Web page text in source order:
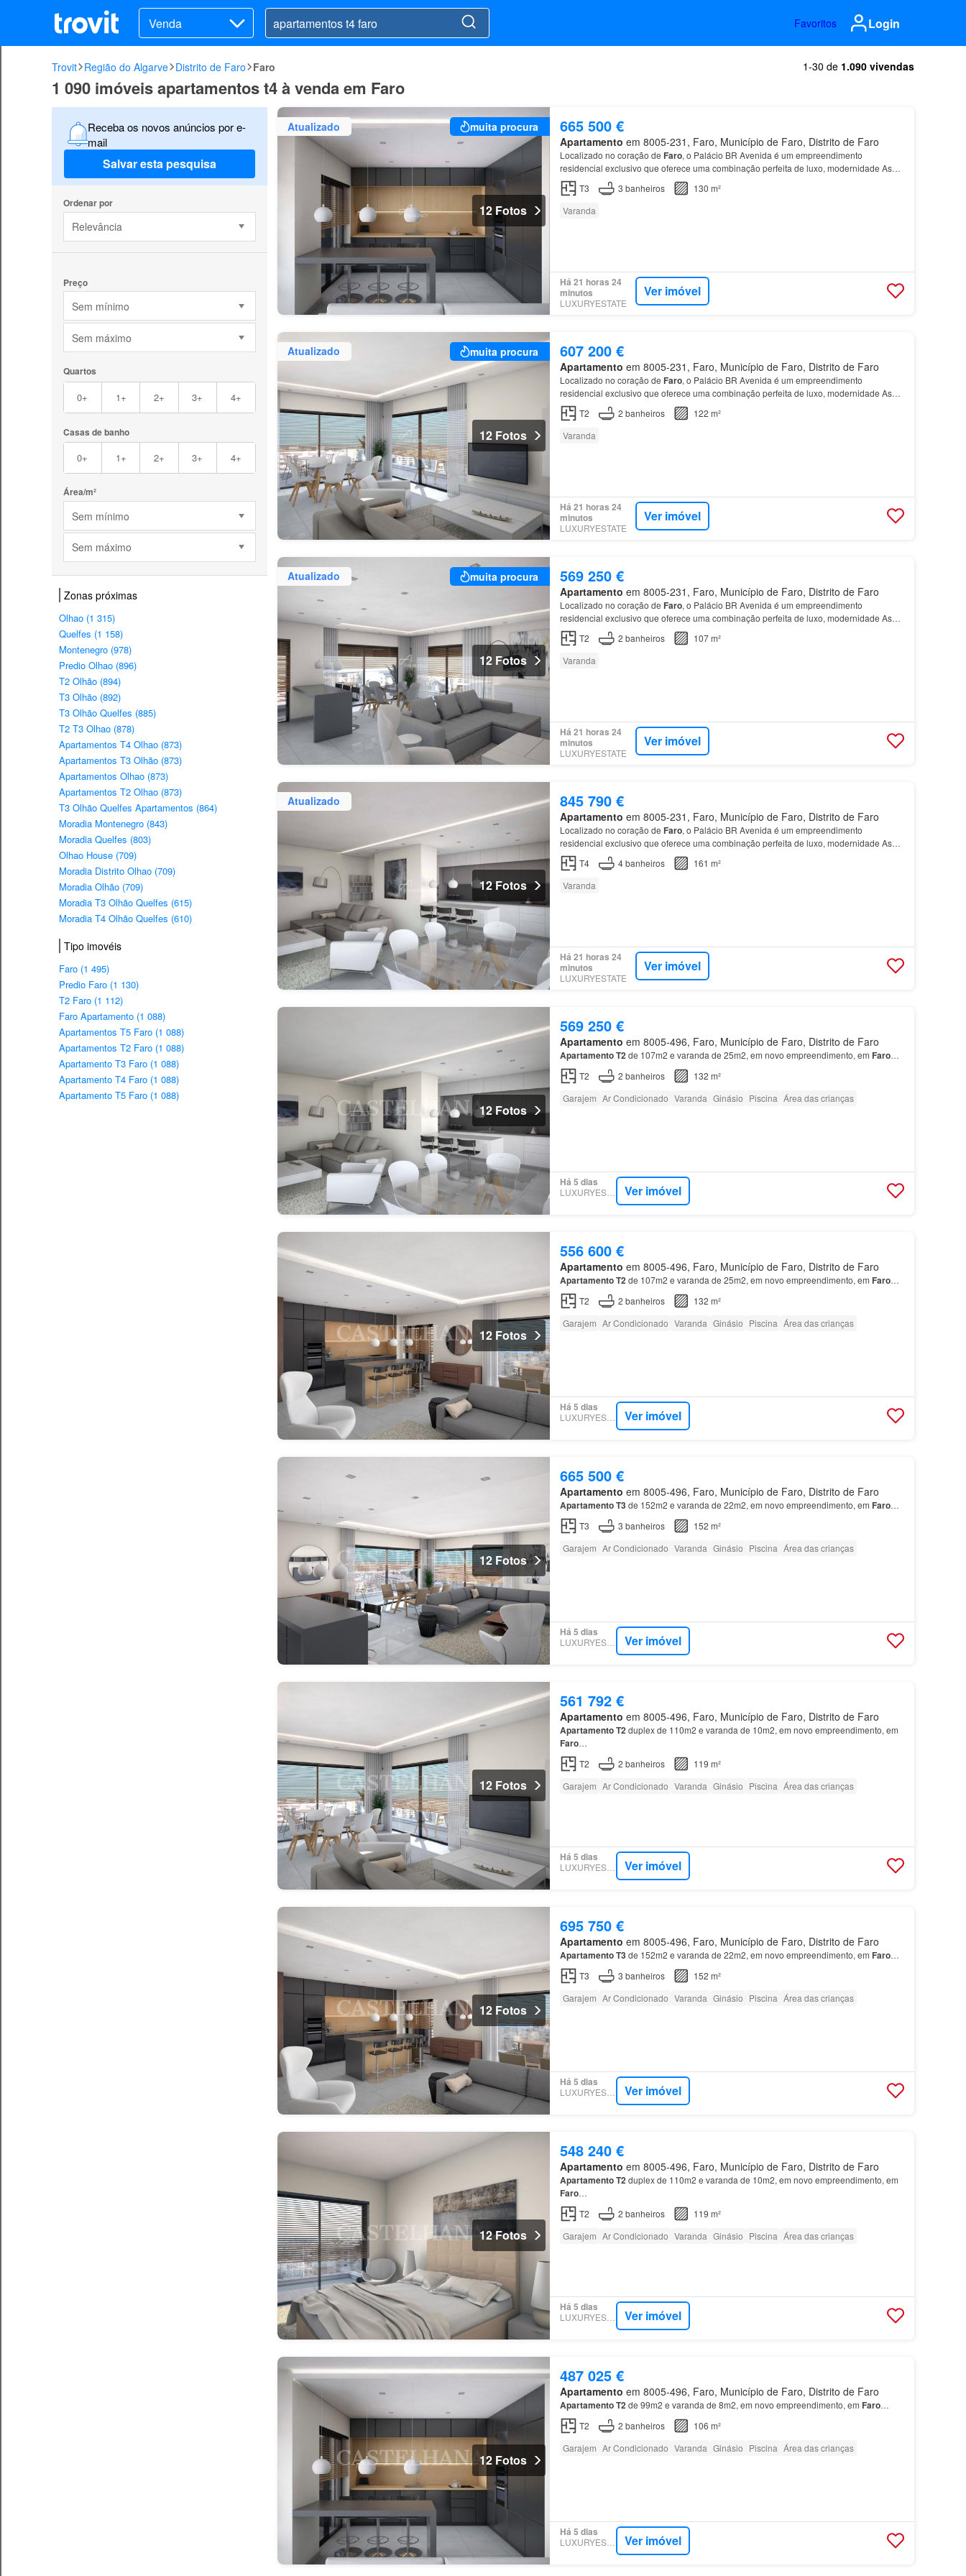
Venda Favoritos Login
Trovit Região do Algarve Distrito de Faro Faro 1-30 de 1.090 vivendas
1 090 imóveis apartamentos t4 à venda em Faro
Receba os novos anúncios por e-
mail
Salvar esta pesquisa
Ordenar por
Relevância
Preço
Sem mínimo
Sem máximo
Quartos
0+ 1+ 2+ 3+ 4+
Casas de banho
0+ 1+ 2+ 3+ 4+
Área/m²
Sem mínimo
Sem máximo
Zonas próximas
Olhao (1 315)
Quelfes (1 158)
Montenegro (978)
Predio Olhao (896)
T2 Olhão (894)
T3 Olhão (892)
T3 Olhão Quelfes (885)
T2 T3 Olhao (878)
Apartamentos T4 Olhao (873)
Apartamentos T3 Olhão (873)
Apartamentos Olhao (873)
Apartamentos T2 Olhao (873)
T3 Olhão Quelfes Apartamentos (864)
Moradia Montenegro (843)
Moradia Quelfes (803)
Olhao House (709)
Moradia Distrito Olhao (709)
Moradia Olhão (709)
Moradia T3 Olhão Quelfes (615)
Moradia T4 Olhão Quelfes (610)
Tipo imovéis
Faro (1 495)
Predio Faro (1 130)
T2 Faro (1 112)
Faro Apartamento (1 088)
Apartamentos T5 Faro (1 088)
Apartamentos T2 Faro (1 088)
Apartamento T3 Faro (1 088)
Apartamento T4 Faro (1 088)
Apartamento T5 Faro (1 088)
Atualizado muita procura
12 Fotos
665 500 €
Apartamento em 8005-231, Faro, Município de Faro, Distrito de Faro
Localizado no coração de Faro, o Palácio BR Avenida é um empreendimento
residencial exclusivo que oferece uma combinação perfeita de luxo, modernidade As
unidades do Palácio BR Avenida variam em tipologia, de T1 a
T3 3 banheiros
130 m²
Varanda
Há 21 horas 24
minutos
LUXURYESTATE
Ver imóvel
Atualizado muita procura
12 Fotos
607 200 €
Apartamento em 8005-231, Faro, Município de Faro, Distrito de Faro
Localizado no coração de Faro, o Palácio BR Avenida é um empreendimento
residencial exclusivo que oferece uma combinação perfeita de luxo, modernidade As
unidades do Palácio BR Avenida variam em tipologia, de T1 a
T2 2 banheiros
122 m²
Varanda
Há 21 horas 24
minutos
LUXURYESTATE
Ver imóvel
Atualizado muita procura
12 Fotos
569 250 €
Apartamento em 8005-231, Faro, Município de Faro, Distrito de Faro
Localizado no coração de Faro, o Palácio BR Avenida é um empreendimento
residencial exclusivo que oferece uma combinação perfeita de luxo, modernidade As
unidades do Palácio BR Avenida variam em tipologia, de T1 a
T2 2 banheiros
107 m²
Varanda
Há 21 horas 24
minutos
LUXURYESTATE
Ver imóvel
Atualizado
12 Fotos
845 790 €
Apartamento em 8005-231, Faro, Município de Faro, Distrito de Faro
Localizado no coração de Faro, o Palácio BR Avenida é um empreendimento
residencial exclusivo que oferece uma combinação perfeita de luxo, modernidade As
unidades do Palácio BR Avenida variam em tipologia, de T1 a
T4 4banheiros
161 m²
Varanda
Há 21 horas 24
minutos
LUXURYESTATE
Ver imóvel
12 Fotos
569 250 €
Apartamento em 8005-496, Faro, Município de Faro, Distrito de Faro
ApartamentoT2de 107m2 e varanda de 25m2, em novo empreendimento, em Faro…
T2
2 banheiros
132 m²
Garajem Ar Condicionado Varanda Ginásio Piscina Área das crianças
Há 5 dias
LUXURYESTATE Ver imóvel
12 Fotos
556 600 €
Apartamento em 8005-496, Faro, Município de Faro, Distrito de Faro
ApartamentoT2de 107m2 e varanda de 25m2, em novo empreendimento, em Faro…
T2
2 banheiros
132 m²
Garajem Ar Condicionado Varanda Ginásio Piscina Área das crianças
Há 5 dias
LUXURYESTATE Ver imóvel
12 Fotos
665 500 €
Apartamento em 8005-496, Faro, Município de Faro, Distrito de Faro
ApartamentoT3de 152m2 e varanda de 22m2, em novo empreendimento, em Faro…
T3
3 banheiros
152 m²
Garajem Ar Condicionado Varanda Ginásio Piscina Área das crianças
Há 5 dias
LUXURYESTATE Ver imóvel
12 Fotos
561 792 €
Apartamento em 8005-496, Faro, Município de Faro, Distrito de Faro
ApartamentoT2duplex de 110m2 e varanda de 10m2, em novo empreendimento, em
Faro…
T2
2 banheiros
119 m²
Garajem Ar Condicionado Varanda Ginásio Piscina Área das crianças
Há 5 dias
LUXURYESTATE Ver imóvel
12 Fotos
695 750 €
Apartamento em 8005-496, Faro, Município de Faro, Distrito de Faro
ApartamentoT3de 152m2 e varanda de 22m2, em novo empreendimento, em Faro…
T3
3 banheiros
152 m²
Garajem Ar Condicionado Varanda Ginásio Piscina Área das crianças
Há 5 dias
LUXURYESTATE Ver imóvel
12 Fotos
548 240 €
Apartamento em 8005-496, Faro, Município de Faro, Distrito de Faro
ApartamentoT2duplex de 110m2 e varanda de 10m2, em novo empreendimento, em
Faro…
T2
2 banheiros
119 m²
Garajem Ar Condicionado Varanda Ginásio Piscina Área das crianças
Há 5 dias
LUXURYESTATE Ver imóvel
12 Fotos
487 025 €
Apartamento em 8005-496, Faro, Município de Faro, Distrito de Faro
ApartamentoT2de 99m2 e varanda de 8m2, em novo empreendimento, em Faro…
T2
2 banheiros
106 m²
Garajem Ar Condicionado Varanda Ginásio Piscina Área das crianças
Há 5 dias
LUXURYESTATE Ver imóvel